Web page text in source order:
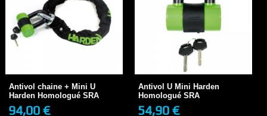
Antivol chaine + Mini U
Harden Homologué SRA
94,00 €
94,00 €
Antivol U Mini Harden
Homologué SRA
54,90 €
Antivol U Mini Harden
Homologué SRA
54,90 €